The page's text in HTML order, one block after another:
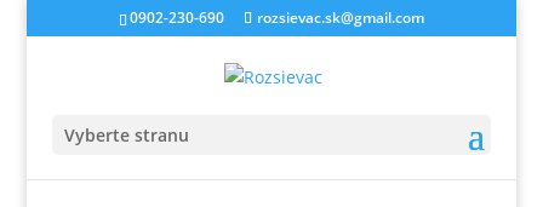
0902-230-690 rozsievac.sk@gmail.com
Vyberte stranu